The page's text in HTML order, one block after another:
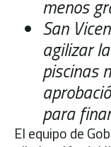
menos
San
agilizar
piscinas
para
El equipo de